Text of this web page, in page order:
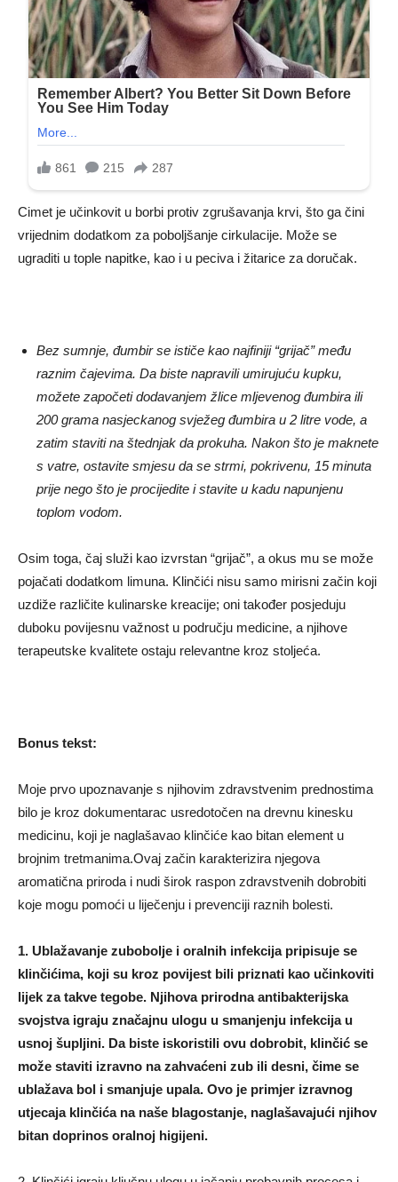
Cimet je učinkovit u borbi protiv zgrušavanja krvi, što ga čini
vrijednim dodatkom za poboljšanje cirkulacije. Može se
ugraditi u tople napitke, kao i u peciva i žitarice za doručak.
Bez sumnje, đumbir se ističe kao najfiniji “grijač” među
raznim čajevima. Da biste napravili umirujuću kupku,
možete započeti dodavanjem žlice mljevenog đumbira ili
200 grama nasjeckanog svježeg đumbira u 2 litre vode, a
zatim staviti na štednjak da prokuha. Nakon što je maknete
s vatre, ostavite smjesu da se strmi, pokrivenu, 15 minuta
prije nego što je procijedite i stavite u kadu napunjenu
toplom vodom.
Osim toga, čaj služi kao izvrstan “grijač”, a okus mu se može
pojačati dodatkom limuna. Klinčići nisu samo mirisni začin koji
uzdiže različite kulinarske kreacije; oni također posjeduju
duboku povijesnu važnost u području medicine, a njihove
terapeutske kvalitete ostaju relevantne kroz stoljeća.
Bonus tekst:
Moje prvo upoznavanje s njihovim zdravstvenim prednostima
bilo je kroz dokumentarac usredotočen na drevnu kinesku
medicinu, koji je naglašavao klinčiće kao bitan element u
brojnim tretmanima.Ovaj začin karakterizira njegova
aromatična priroda i nudi širok raspon zdravstvenih dobrobiti
koje mogu pomoći u liječenju i prevenciji raznih bolesti.
1. Ublažavanje zubobolje i oralnih infekcija pripisuje se
klinčićima, koji su kroz povijest bili priznati kao učinkoviti
lijek za takve tegobe. Njihova prirodna antibakterijska
svojstva igraju značajnu ulogu u smanjenju infekcija u
usnoj šupljini. Da biste iskoristili ovu dobrobit, klinčić se
može staviti izravno na zahvaćeni zub ili desni, čime se
ublažava bol i smanjuje upala. Ovo je primjer izravnog
utjecaja klinčića na naše blagostanje, naglašavajući njihov
bitan doprinos oralnoj higijeni.